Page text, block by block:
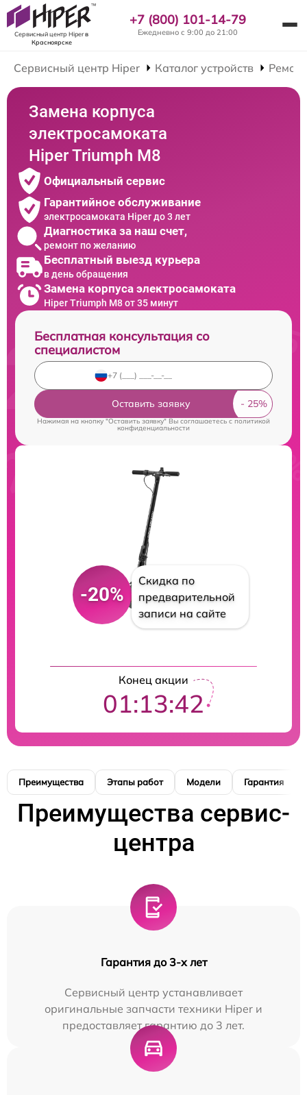
Сервисный центр Hiperв
Красноярске
+7 (800) 101-14-79
Ежедневно с 9:00 до 21:00
Сервисный центр Hiper Каталог устройств
Замена корпуса
электросамоката
Hiper Triumph M8
Официальный сервис
Гарантийное обслуживание
электросамоката Hiper до 3 лет
Диагностика за наш счет,
ремонт по желанию
Бесплатный выезд курьера
в день обращения
Замена корпуса электросамоката
Hiper Triumph M8 от 35 минут
Бесплатная консультация со
специалистом
Оставить заявку
Нажимая на кнопку "Оставить заявку" Вы соглашаетесь cполитикой
конфиденциальности
-20%
Скидка по
предварительной
записи на сайте
Конец акции
01:13:41
Преимущества Этапы работ Модели Гарантия
Преимущества сервис-
центра
Гарантия до 3-х лет
Сервисный центр устанавливает
оригинальные запчасти техники Hiper и
предоставляет гарантию до 3 лет.